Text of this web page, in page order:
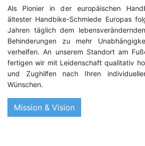
Als Pionier in der europäischen
ältester Handbike-Schmiede Europas
Jahren täglich dem
Behinderungen zu mehr
verhelfen. An unserem Standort am
fertigen wir mit Leidenschaft qualitativ
und Zughilfen nach Ihren
Wünschen.
Mission & Vision